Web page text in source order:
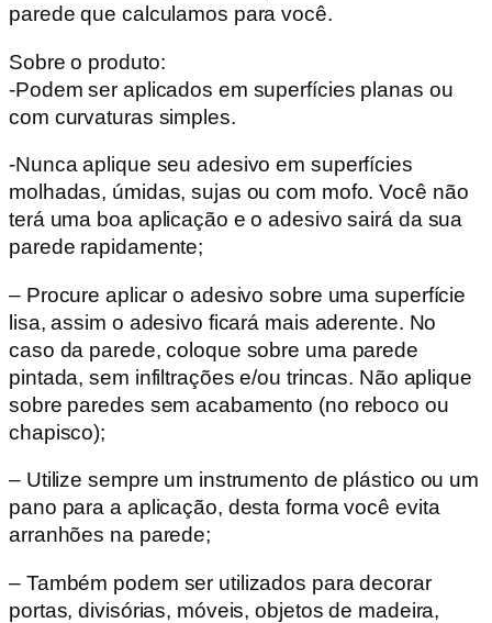
parede que calculamos para você.
Sobre o produto:
-Podem ser aplicados em superfícies planas ou
com curvaturas simples.
-Nunca aplique seu adesivo em superfícies
molhadas, úmidas, sujas ou com mofo. Você não
terá uma boa aplicação e o adesivo sairá da sua
parede rapidamente;
– Procure aplicar o adesivo sobre uma superfície
lisa, assim o adesivo ficará mais aderente. No
caso da parede, coloque sobre uma parede
pintada, sem infiltrações e/ou trincas. Não aplique
sobre paredes sem acabamento (no reboco ou
chapisco);
– Utilize sempre um instrumento de plástico ou um
pano para a aplicação, desta forma você evita
arranhões na parede;
– Também podem ser utilizados para decorar
portas, divisórias, móveis, objetos de madeira,